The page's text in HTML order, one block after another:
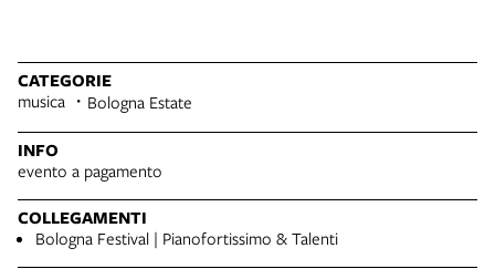
CATEGORIE
musica Bologna Estate
INFO
evento a pagamento
COLLEGAMENTI
Bologna Festival | Pianofortissimo & Talenti